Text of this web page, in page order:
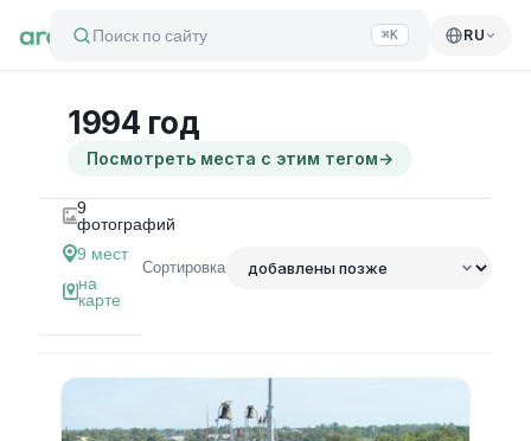
Поиск по сайту ⌘K RU
1994 год
Посмотреть места с этим тегом→
9
фотографий
9 мест
на
карте
Сортировка